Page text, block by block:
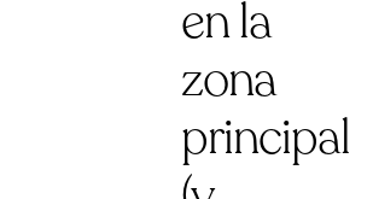
en la
zona
principal